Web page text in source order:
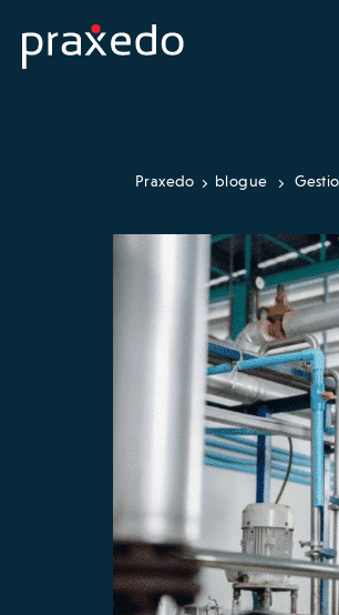
Praxedo blogue